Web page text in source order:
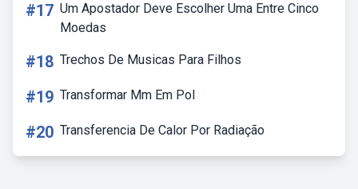
#17 Um Apostador Deve Escolher Uma Entre Cinco
Moedas
#18 Trechos De Musicas Para Filhos
#19 Transformar Mm Em Pol
#20 Transferencia De Calor Por Radiação